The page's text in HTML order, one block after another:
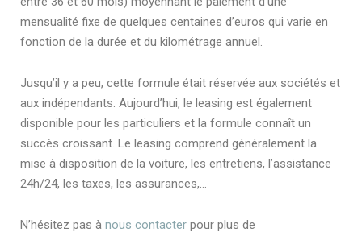
mensualité fixe de quelques centaines d’euros qui varie en
fonction de la durée et du kilométrage annuel.
Jusqu’il y a peu, cette formule était réservée aux sociétés et
aux indépendants. Aujourd’hui, le leasing est également
disponible pour les particuliers et la formule connaît un
succès croissant. Le leasing comprend généralement la
mise à disposition de la voiture, les entretiens, l’assistance
24h/24, les taxes, les assurances,…
N’hésitez pas à nous contacter pour plus de